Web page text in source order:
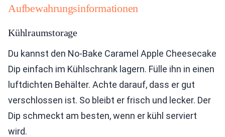
Aufbewahrungsinformationen
Kühlraumstorage
Du kannst den No-Bake Caramel Apple Cheesecake
Dip einfach im Kühlschrank lagern. Fülle ihn in einen
luftdichten Behälter. Achte darauf, dass er gut
verschlossen ist. So bleibt er frisch und lecker. Der
Dip schmeckt am besten, wenn er kühl serviert
wird.